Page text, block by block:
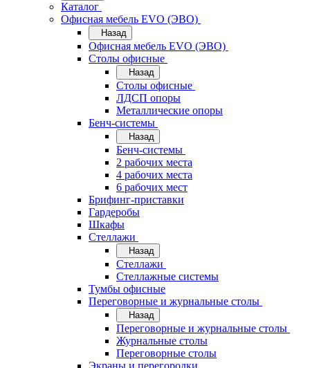
Каталог
Офисная мебель EVO (ЭВО)
Назад
Офисная мебель EVO (ЭВО)
Cтолы офисные
Назад
Cтолы офисные
ЛДСП опоры
Металлические опоры
Бенч-системы
Назад
Бенч-системы
2 рабочих места
4 рабочих места
6 рабочих мест
Брифинг-приставки
Гардеробы
Шкафы
Стеллажи
Назад
Стеллажи
Стеллажные системы
Тумбы офисные
Переговорные и журнальные столы
Назад
Переговорные и журнальные столы
Журнальные столы
Переговорные столы
Экраны и перегородки